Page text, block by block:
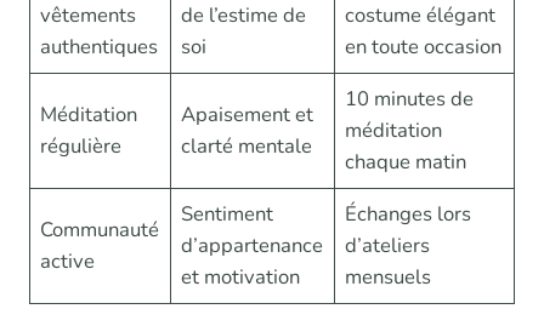
vêtements
authentiques
de l’estime de
soi
costume élégant
en toute occasion
Méditation
régulière
Apaisement et
clarté mentale
10 minutes de
méditation
chaque matin
Communauté
active
Sentiment
d’appartenance
et motivation
Échanges lors
d’ateliers
mensuels